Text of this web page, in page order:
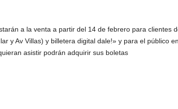
a la venta a partir del 14 de febrero para clientes
y Av Villas) y billetera digital dale!» y para el público en
asistir podrán adquirir sus boletas